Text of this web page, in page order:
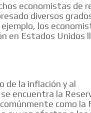
economistas de
diversos
los
en Estados Unidos
de la inflación y al
encuentra la
como la